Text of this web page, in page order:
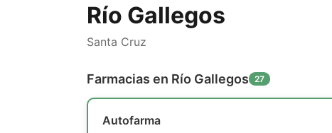
Río Gallegos
Santa Cruz
Farmacias en Río Gallegos 27
Autofarma